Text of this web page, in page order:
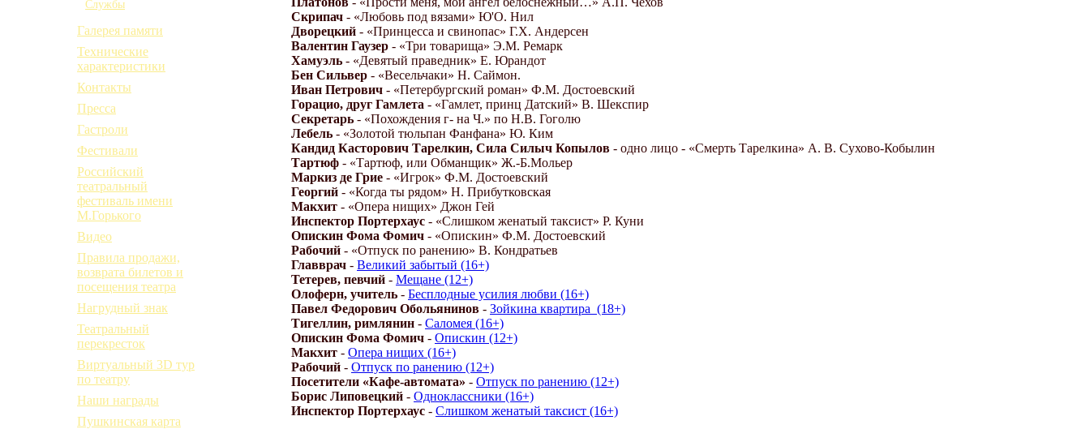
Службы
Галерея памяти
Технические
характеристики
Контакты
Пресса
Гастроли
Фестивали
Российский
театральный
фестиваль имени
М.Горького
Видео
Правила продажи,
возврата билетов и
посещения театра
Нагрудный знак
Театральный
перекресток
Виртуальный 3D тур
по театру
Наши награды
Пушкинская карта
Скрипач - «Любовь под вязами» Ю'О. Нил
Дворецкий - «Принцесса и свинопас» Г.Х. Андерсен
Валентин Гаузер - «Три товарища» Э.М. Ремарк
Хамуэль - «Девятый праведник» Е. Юрандот
Бен Сильвер - «Весельчаки» Н. Саймон.
Иван Петрович - «Петербургский роман» Ф.М. Достоевский
Горацио, друг Гамлета - «Гамлет, принц Датский» В. Шекспир
Секретарь - «Похождения г- на Ч.» по Н.В. Гоголю
Лебель - «Золотой тюльпан Фанфана» Ю. Ким
Кандид Касторович Тарелкин, Сила Силыч Копылов - одно лицо - «Смерть Тарелкина» А. В. Сухово-Кобылин
Тартюф - «Тартюф, или Обманщик» Ж.-Б.Мольер
Маркиз де Грие - «Игрок» Ф.М. Достоевский
Георгий - «Когда ты рядом» Н. Прибутковская
Макхит - «Опера нищих» Джон Гей
Инспектор Портерхаус - «Слишком женатый таксист» Р. Куни
Опискин Фома Фомич - «Опискин» Ф.М. Достоевский
Рабочий - «Отпуск по ранению» В. Кондратьев
Главврач - Великий забытый (16+)
Тетерев, певчий - Мещане (12+)
Олоферн, учитель - Бесплодные усилия любви (16+)
Павел Федорович Обольянинов - Зойкина квартира_(18+)
Тигеллин, римлянин - Саломея (16+)
Опискин Фома Фомич - Опискин (12+)
Макхит - Опера нищих (16+)
Рабочий - Отпуск по ранению (12+)
Посетители «Кафе-автомата» - Отпуск по ранению (12+)
Борис Липовецкий - Одноклассники (16+)
Инспектор Портерхаус - Слишком женатый таксист (16+)